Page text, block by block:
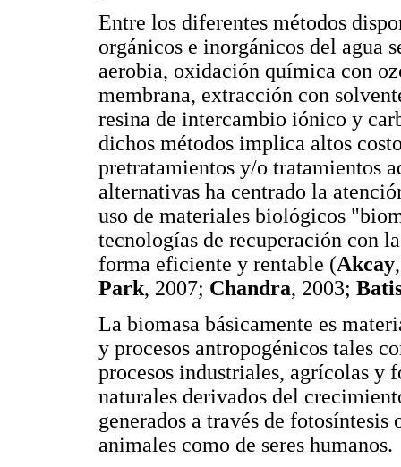
Entre los diferentes métodos
orgánicos e inorgánicos del agua
aerobia, oxidación química con
membrana, extracción con
resina de intercambio iónico y
dichos métodos implica altos
pretratamientos y/o tratamientos
alternativas ha centrado la
uso de materiales biológicos
tecnologías de recuperación con
forma eficiente y rentable (Akcay
Park, 2007; Chandra, 2003;
La biomasa básicamente es
y procesos antropogénicos tales
procesos industriales, agrícolas y
naturales derivados del
generados a través de
animales como de seres humanos.